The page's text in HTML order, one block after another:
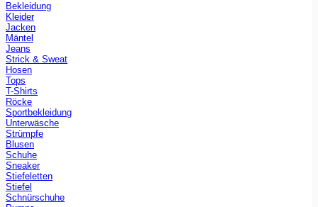
Bekleidung
Kleider
Jacken
Mäntel
Jeans
Strick & Sweat
Hosen
Tops
T-Shirts
Röcke
Sportbekleidung
Unterwäsche
Strümpfe
Blusen
Schuhe
Sneaker
Stiefeletten
Stiefel
Schnürschuhe